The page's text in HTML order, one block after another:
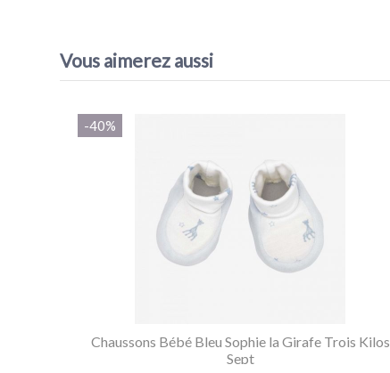
Vous aimerez aussi
-40%
Chaussons Bébé Bleu Sophie la Girafe Trois Kilos
Sept